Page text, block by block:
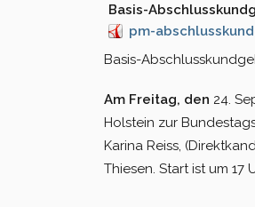
Basis-
pm-
Basis-
Am Freitag, den 24.
Holstein zur
Karina Reiss,
Thiesen. Start ist um 17